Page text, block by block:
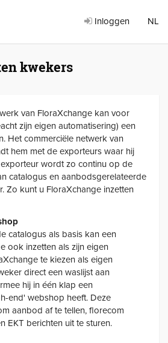
Inloggen NL
kwekers
van FloraXchange kan voor
zijn eigen automatisering) een
Het commerciële netwerk van
hem met de exporteurs waar hij
wordt zo continu op de
catalogus en aanbodsgerelateerde
Zo kunt u FloraXchange inzetten
catalogus als basis kan een
ook inzetten als zijn eigen
te kiezen als eigen
direct een waslijst aan
hij in één klap een
end' webshop heeft. Deze
aanbod af te tellen, florecom
EKT berichten uit te sturen.